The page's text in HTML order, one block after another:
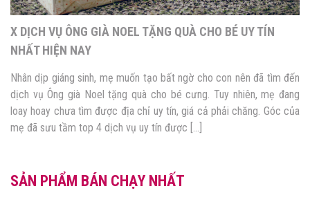
X DỊCH VỤ ÔNG GIÀ NOEL TẶNG QUÀ CHO BÉ UY TÍN
NHẤT HIỆN NAY
Nhân dịp giáng sinh, mẹ muốn tạo bất ngờ cho con nên đã tìm đến
dịch vụ Ông già Noel tặng quà cho bé cưng. Tuy nhiên, mẹ đang
loay hoay chưa tìm được địa chỉ uy tín, giá cả phải chăng. Góc của
mẹ đã sưu tầm top 4 dịch vụ uy tín được […]
SẢN PHẨM BÁN CHẠY NHẤT